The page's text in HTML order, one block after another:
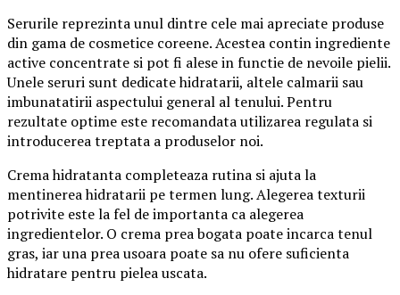
Serurile reprezinta unul dintre cele mai apreciate produse
din gama de cosmetice coreene. Acestea contin ingrediente
active concentrate si pot fi alese in functie de nevoile pielii.
Unele seruri sunt dedicate hidratarii, altele calmarii sau
imbunatatirii aspectului general al tenului. Pentru
rezultate optime este recomandata utilizarea regulata si
introducerea treptata a produselor noi.
Crema hidratanta completeaza rutina si ajuta la
mentinerea hidratarii pe termen lung. Alegerea texturii
potrivite este la fel de importanta ca alegerea
ingredientelor. O crema prea bogata poate incarca tenul
gras, iar una prea usoara poate sa nu ofere suficienta
hidratare pentru pielea uscata.